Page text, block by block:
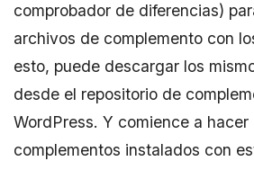
comprobador de diferencias)
archivos de complemento con
esto, puede descargar los
desde el repositorio de
WordPress. Y comience a
complementos instalados con